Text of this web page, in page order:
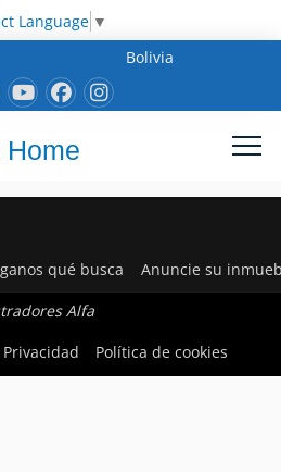
Language ▼
Bolivia
qué busca Anuncie su
Alfa
Política de cookies